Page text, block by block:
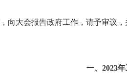
向大会报告政府工作，请予审议
一、 2023年